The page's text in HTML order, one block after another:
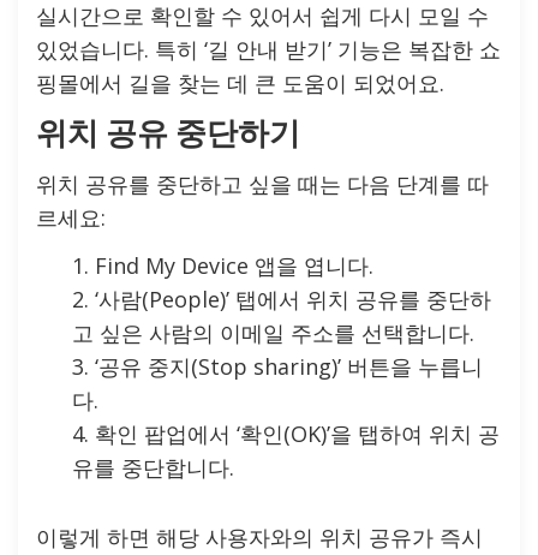
실시간으로 확인할 수 있어서 쉽게 다시 모일 수
있었습니다. 특히 ‘길 안내 받기’ 기능은 복잡한 쇼
핑몰에서 길을 찾는 데 큰 도움이 되었어요.
위치 공유 중단하기
위치 공유를 중단하고 싶을 때는 다음 단계를 따
르세요:
Find My Device 앱을 엽니다.
‘사람(People)’ 탭에서 위치 공유를 중단하
고 싶은 사람의 이메일 주소를 선택합니다.
‘공유 중지(Stop sharing)’ 버튼을 누릅니
다.
확인 팝업에서 ‘확인(OK)’을 탭하여 위치 공
유를 중단합니다.
이렇게 하면 해당 사용자와의 위치 공유가 즉시